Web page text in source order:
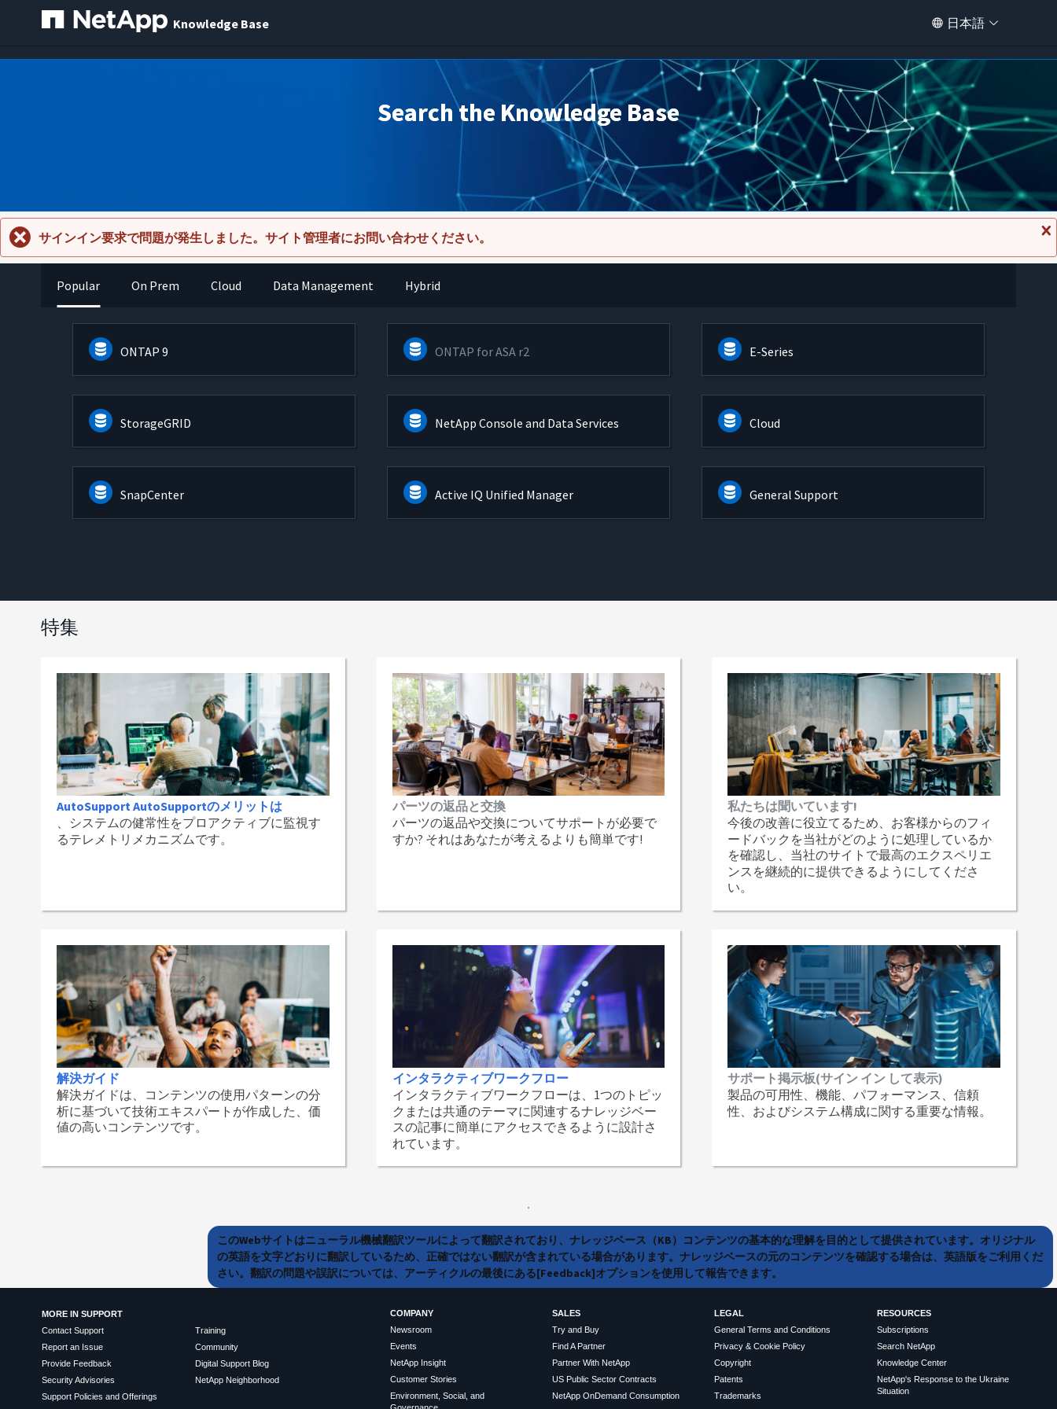
Knowledge Base 日本語
Search the Knowledge Base
メ
ッ
サインイン要求で問題が発生しました。サイト管理者にお問い合わせください。
Popular On Prem Cloud Data Management Hybrid
ONTAP 9 ONTAP for ASA r2 E-Series
StorageGRID NetApp Console and Data Services Cloud
SnapCenter Active IQ Unified Manager General Support
特集
AutoSupport AutoSupportのメリットは
、システムの健常性をプロアクティブに監視す
るテレメトリメカニズムです。
パーツの返品と交換
パーツの返品や交換についてサポートが必要で
すか? それはあなたが考えるよりも簡単です!
私たちは聞いています!
今後の改善に役立てるため、お客様からのフィ
ードバックを当社がどのように処理しているか
を確認し、当社のサイトで最高のエクスペリエ
ンスを継続的に提供できるようにしてくださ
い。
解決ガイド
解決ガイドは、コンテンツの使用パターンの分
析に基づいて技術エキスパートが作成した、価
値の高いコンテンツです。
インタラクティブワークフロー
インタラクティブワークフローは、1つのトピッ
クまたは共通のテーマに関連するナレッジベー
スの記事に簡単にアクセスできるように設計さ
れています。
サポート掲示板(サイン イン して表示)
製品の可用性、機能、パフォーマンス、信頼
性、およびシステム構成に関する重要な情報。
このWebサイトはニューラル機械翻訳ツールによって翻訳されており、ナレッジベース（KB）コンテンツの基本的な理解を目的として提供されています。オリジナル
の英語を文字どおりに翻訳しているため、正確ではない翻訳が含まれている場合があります。ナレッジベースの元のコンテンツを確認する場合は、英語版をご利用くだ
さい。翻訳の問題や誤訳については、アーティクルの最後にある[Feedback]オプションを使用して報告できます。
MORE IN SUPPORT
Contact Support
Report an Issue
Provide Feedback
Security Advisories
Support Policies and Offerings
Training
Community
Digital Support Blog
NetApp Neighborhood
COMPANY
Newsroom
Events
NetApp Insight
Customer Stories
Environment, Social, and
SALES
Try and Buy
Find A Partner
Partner With NetApp
US Public Sector Contracts
NetApp OnDemand Consumption
LEGAL
General Terms and Conditions
Privacy & Cookie Policy
Copyright
Patents
Trademarks
RESOURCES
Subscriptions
Search NetApp
Knowledge Center
NetApp's Response to the Ukraine
Situation